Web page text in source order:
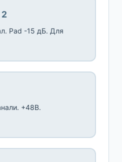
Pad -15 дБ. Для
+48В.